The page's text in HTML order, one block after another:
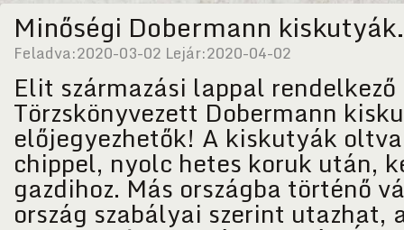
Minőségi Dobermann kiskutyák.
Feladva:2020-03-02 Lejár:2020-04-02
Elit származási lappal
Törzskönyvezett Dobermann
előjegyezhetők! A kiskutyák
chippel, nyolc hetes koruk után,
gazdihoz. Más országba történő
ország szabályai szerint utazhat,